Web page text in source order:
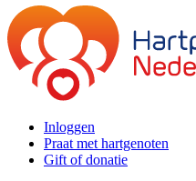
Inloggen
Praat met hartgenoten
Gift of donatie